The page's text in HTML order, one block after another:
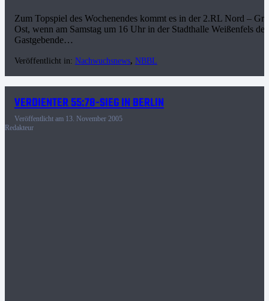
Zum Topspiel des Wochenendes kommt es in der 2.RL Nord – Gr.
Ost, wenn am Samstag um 16 Uhr in der Stadthalle Weißenfels der
Gastgebende…
Veröffentlicht in: Nachwuchsnews, NBBL
VERDIENTER 55:78-SIEG IN BERLIN
Veröffentlicht am 13. November 2005
Redakteur